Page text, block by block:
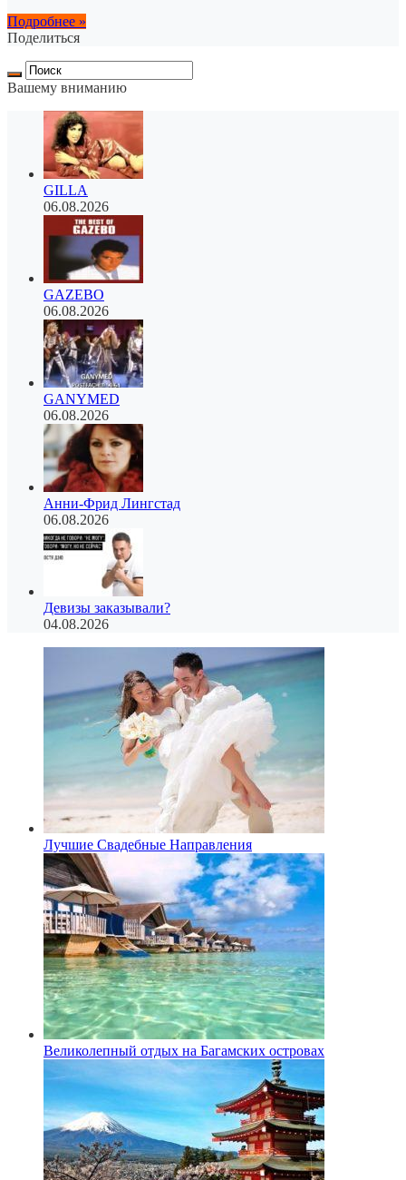
Подробнее »
Поделиться
Вашему вниманию
GILLA
06.08.2026
GAZEBO
06.08.2026
GANYMED
06.08.2026
Анни-Фрид Лингстад
06.08.2026
Девизы заказывали?
04.08.2026
Лучшие Свадебные Направления
Великолепный отдых на Багамских островах